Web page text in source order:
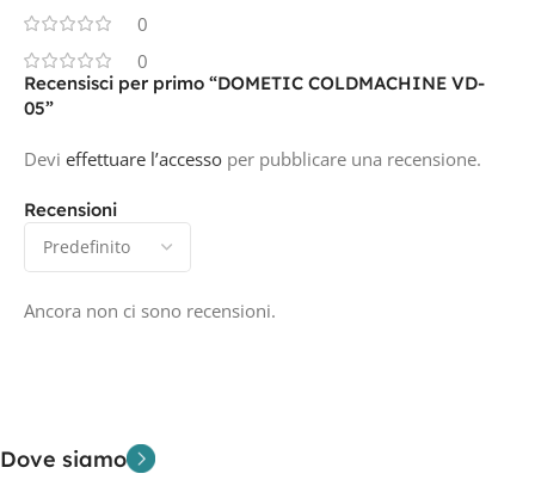
0
0
Recensioni
Ancora non ci sono recensioni.
Recensisci per primo “DOMETIC COLDMACHINE VD-
05”
Devi effettuare l’accesso per pubblicare una recensione.
Dove siamo